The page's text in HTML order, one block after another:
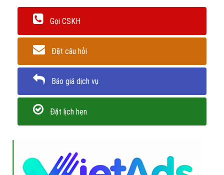
Gọi CSKH
Đặt câu hỏi
Báo giá dịch vụ
Đặt lịch hẹn